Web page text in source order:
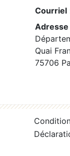
Courriel
Adresse
Quai
75706